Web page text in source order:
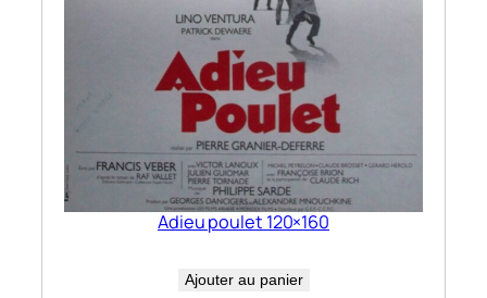
Adieu poulet 120×160
Ajouter au panier